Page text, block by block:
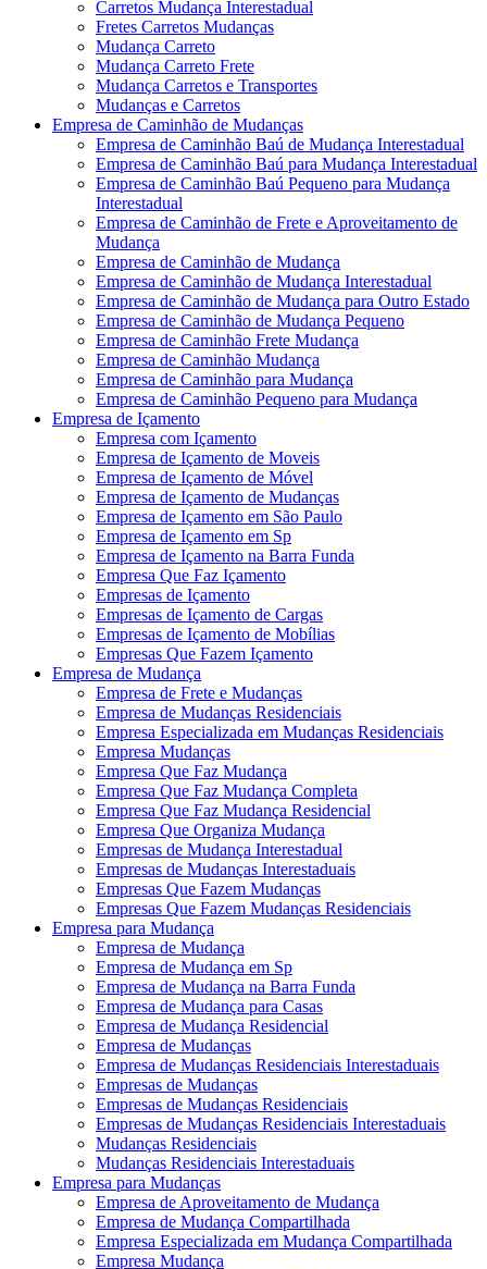
Carretos Mudança Interestadual
Fretes Carretos Mudanças
Mudança Carreto
Mudança Carreto Frete
Mudança Carretos e Transportes
Mudanças e Carretos
Empresa de Caminhão de Mudanças
Empresa de Caminhão Baú de Mudança Interestadual
Empresa de Caminhão Baú para Mudança Interestadual
Empresa de Caminhão Baú Pequeno para Mudança
Interestadual
Empresa de Caminhão de Frete e Aproveitamento de
Mudança
Empresa de Caminhão de Mudança
Empresa de Caminhão de Mudança Interestadual
Empresa de Caminhão de Mudança para Outro Estado
Empresa de Caminhão de Mudança Pequeno
Empresa de Caminhão Frete Mudança
Empresa de Caminhão Mudança
Empresa de Caminhão para Mudança
Empresa de Caminhão Pequeno para Mudança
Empresa de Içamento
Empresa com Içamento
Empresa de Içamento de Moveis
Empresa de Içamento de Móvel
Empresa de Içamento de Mudanças
Empresa de Içamento em São Paulo
Empresa de Içamento em Sp
Empresa de Içamento na Barra Funda
Empresa Que Faz Içamento
Empresas de Içamento
Empresas de Içamento de Cargas
Empresas de Içamento de Mobílias
Empresas Que Fazem Içamento
Empresa de Mudança
Empresa de Frete e Mudanças
Empresa de Mudanças Residenciais
Empresa Especializada em Mudanças Residenciais
Empresa Mudanças
Empresa Que Faz Mudança
Empresa Que Faz Mudança Completa
Empresa Que Faz Mudança Residencial
Empresa Que Organiza Mudança
Empresas de Mudança Interestadual
Empresas de Mudanças Interestaduais
Empresas Que Fazem Mudanças
Empresas Que Fazem Mudanças Residenciais
Empresa para Mudança
Empresa de Mudança
Empresa de Mudança em Sp
Empresa de Mudança na Barra Funda
Empresa de Mudança para Casas
Empresa de Mudança Residencial
Empresa de Mudanças
Empresa de Mudanças Residenciais Interestaduais
Empresas de Mudanças
Empresas de Mudanças Residenciais
Empresas de Mudanças Residenciais Interestaduais
Mudanças Residenciais
Mudanças Residenciais Interestaduais
Empresa para Mudanças
Empresa de Aproveitamento de Mudança
Empresa de Mudança Compartilhada
Empresa Especializada em Mudança Compartilhada
Empresa Mudança